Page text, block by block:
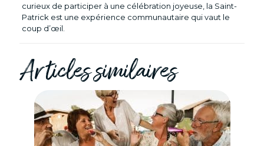
curieux de participer à une célébration joyeuse, la Saint-
Patrick est une expérience communautaire qui vaut le
coup d’œil.
Articles similaires